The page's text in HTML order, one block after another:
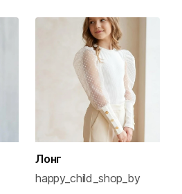
Лонг
happy_child_shop_by